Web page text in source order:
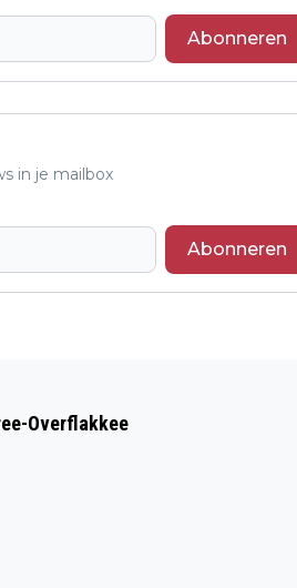
Abonneren
in je mailbox
Abonneren
CUP 2026
Overflakkee